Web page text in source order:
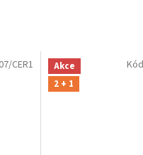
CER1
Akce
2 + 1